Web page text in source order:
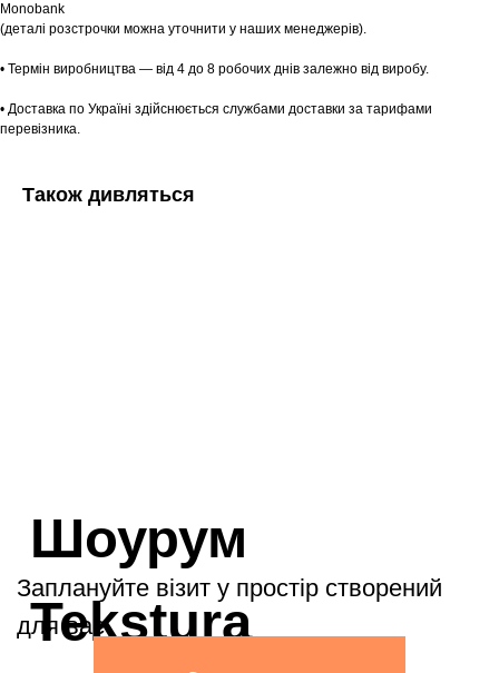
Monobank
(деталі розстрочки можна уточнити у наших менеджерів).
• Термін виробництва — від 4 до 8 робочих днів залежно від виробу.
• Доставка по Україні здійснюється службами доставки за тарифами
перевізника.
Також дивляться